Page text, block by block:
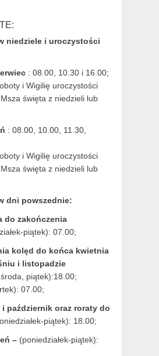
niedziele i uroczystości
: 08.00, 10.30 i 16.00;
i Wigilię uroczystości
święta z niedzieli lub
: 08.00, 10.00, 11.30,
i Wigilię uroczystości
święta z niedzieli lub
dni powszednie:
do zakończenia
piątek): 07.00;
kolęd do końca kwietnia
i listopadzie
środa, piątek):18.00;
07.00;
i październik oraz roraty do
piątek): 18.00;
– (poniedziałek-piątek):